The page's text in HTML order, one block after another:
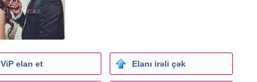
ViP elan et Elanı irəli çək